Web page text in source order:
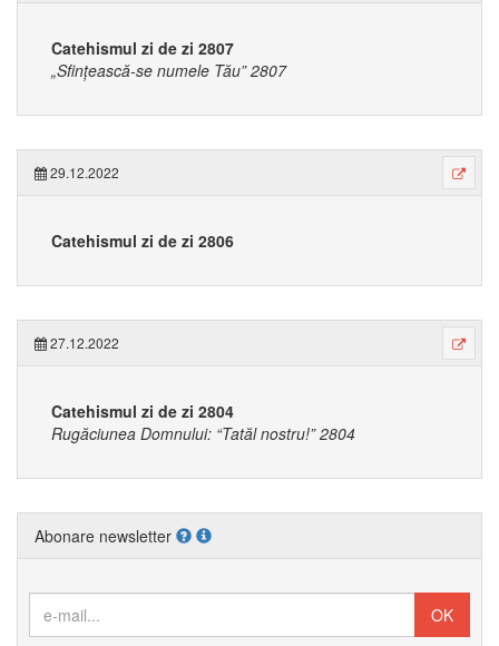
Catehismul zi de zi 2807
„Sfințească-se numele Tău” 2807
29.12.2022
Catehismul zi de zi 2806
27.12.2022
Catehismul zi de zi 2804
Rugăciunea Domnului: “Tatăl nostru!” 2804
Abonare newsletter